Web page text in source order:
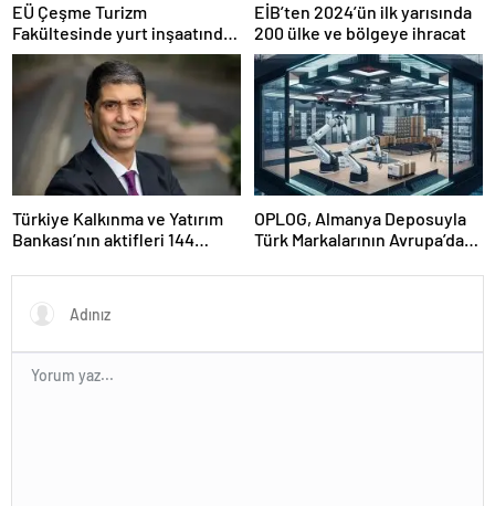
EÜ Çeşme Turizm
Fakültesinde yurt inşaatında
sona gelindi
EİB’ten 2024’ün ilk yarısında
200 ülke ve bölgeye ihracat
Türkiye Kalkınma ve Yatırım
Bankası’nın aktifleri 144
OPLOG, Almanya Deposuyla
Türk Markalarının Avrupa’da